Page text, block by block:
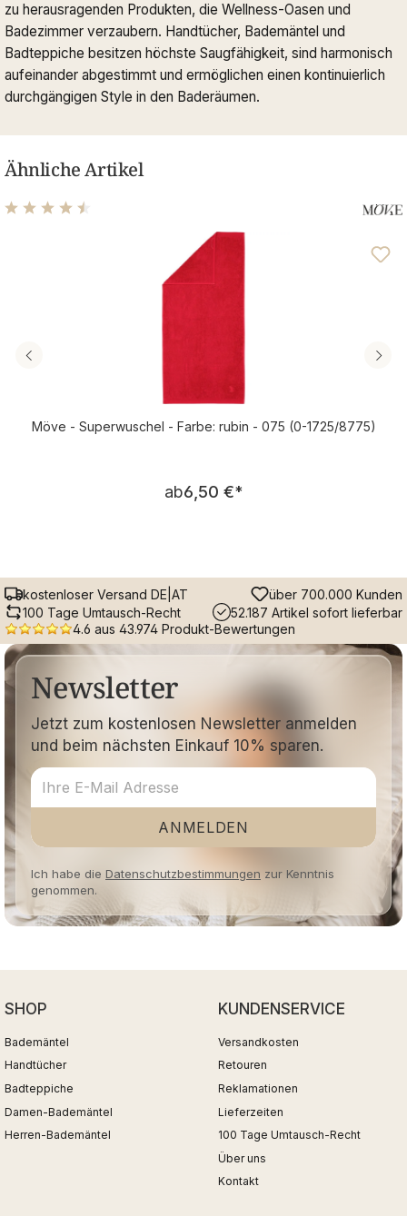
zu herausragenden Produkten, die Wellness-Oasen und
Badezimmer verzaubern. Handtücher, Bademäntel und
Badteppiche besitzen höchste Saugfähigkeit, sind harmonisch
aufeinander abgestimmt und ermöglichen einen kontinuierlich
durchgängigen Style in den Baderäumen.
Ähnliche Artikel
Durchschnittliche Bewertung von 4.56 von 5 Sternen
Möve - Superwuschel - Farbe: rubin - 075 (0-1725/8775)
Regulärer Preis:
ab6,50 €*
kostenloser Versand DE|AT
über 700.000 Kunden
100 Tage Umtausch-Recht
52.187 Artikel sofort lieferbar
4.6 aus 43.974 Produkt-Bewertungen
Newsletter
Jetzt zum kostenlosen Newsletter anmelden
und beim nächsten Einkauf 10% sparen.
ANMELDEN
Ich habe die Datenschutzbestimmungen zur Kenntnis
genommen.
SHOP
Bademäntel
Handtücher
Badteppiche
Damen-Bademäntel
Herren-Bademäntel
KUNDENSERVICE
Versandkosten
Retouren
Reklamationen
Lieferzeiten
100 Tage Umtausch-Recht
Über uns
Kontakt